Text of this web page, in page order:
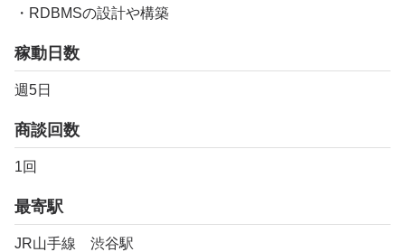
・RDBMSの設計や構築
稼動日数
週5日
商談回数
1回
最寄駅
JR山手線 渋谷駅